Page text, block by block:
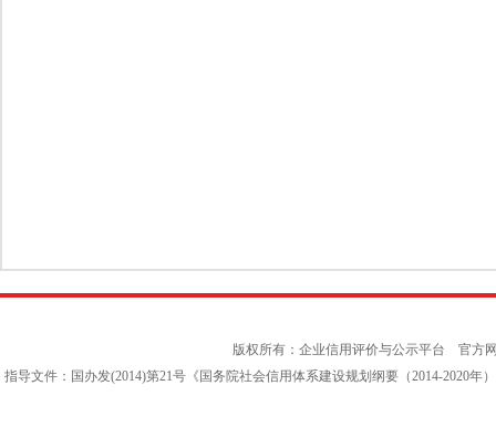
版权所有：企业信用评价与公示平台 官方
指导文件：国办发(2014)第21号《国务院社会信用体系建设规划纲要（2014-2020